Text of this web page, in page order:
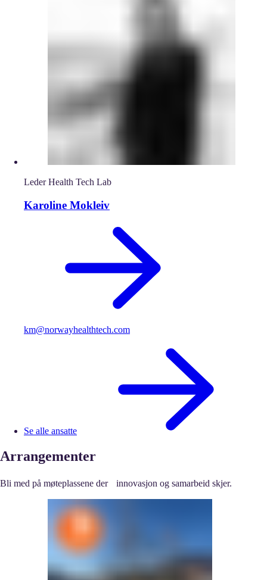
Leder Health Tech Lab
Karoline Mokleiv
km@norwayhealthtech.com
Se alle ansatte
Arrangementer
Bli med på møteplassene der innovasjon og samarbeid skjer.